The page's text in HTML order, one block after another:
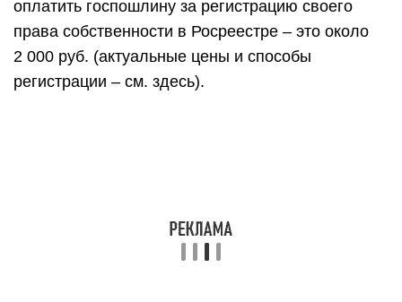
оплатить госпошлину за регистрацию своего
права собственности в Росреестре – это около
2 000 руб. (актуальные цены и способы
регистрации – см. здесь).